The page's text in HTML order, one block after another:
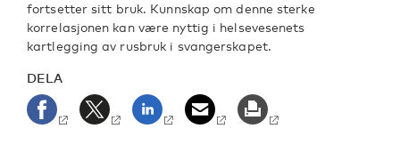
fortsetter sitt bruk. Kunnskap om denne sterke
korrelasjonen kan være nyttig i helsevesenets
kartlegging av rusbruk i svangerskapet.
DELA